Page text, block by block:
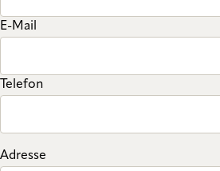
E-Mail
Telefon
Adresse